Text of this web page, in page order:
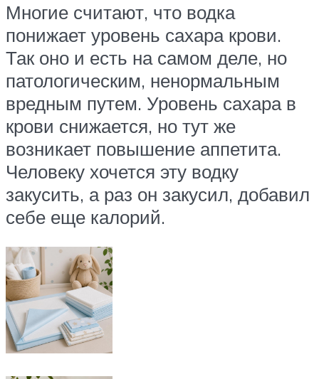
Многие считают, что водка
понижает уровень сахара крови.
Так оно и есть на самом деле, но
патологическим, ненормальным
вредным путем. Уровень сахара в
крови снижается, но тут же
возникает повышение аппетита.
Человеку хочется эту водку
закусить, а раз он закусил, добавил
себе еще калорий.